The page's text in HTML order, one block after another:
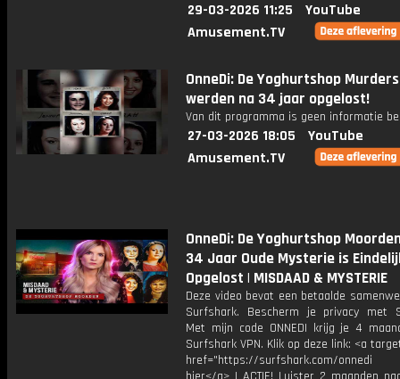
29-03-2026 11:25
YouTube
Amusement.TV
OnneDi: De Yoghurtshop Murders
werden na 34 jaar opgelost!
Van dit programma is geen informatie
27-03-2026 18:05
YouTube
Amusement.TV
OnneDi: De Yoghurtshop
34 Jaar Oude Mysterie is
Opgelost | MISDAAD & MYSTERIE
Deze video bevat een betaalde
Surfshark. Bescherm je privacy met
Met mijn code ONNEDI krijg je 4
Surfshark VPN. Klik op deze link: <a
href="https://surfshark.com/onnedi